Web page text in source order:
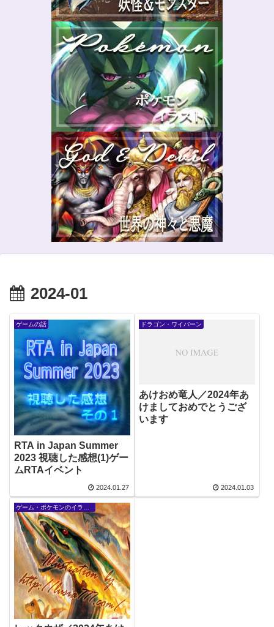
2024-01
ゲームの話
RTA in Japan Summer
2023 視聴した感想(1)ゲー
ムRTAイベント
2024.01.27
ドラゴン・ワイバーン
あけおめ竜人／2024年あ
けましておめでとうござ
います
2024.01.03